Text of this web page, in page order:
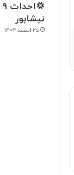
نیشابور
۲۵ اسفند ۱۴۰۳